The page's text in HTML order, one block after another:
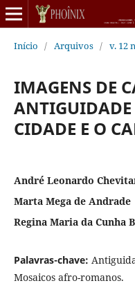
Início / Arquivos / v. 12
IMAGENS DE
ANTIGUIDADE
CIDADE E O
André Leonardo
Marta Mega de Andrade
Regina Maria da Cunha
Palavras-chave:
Mosaicos afro-romanos.